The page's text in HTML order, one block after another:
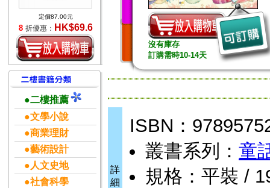
定價87.00元
8 折優惠： HK$69.6
●二樓推薦
●文學小說
●商業理財
●藝術設計
●人文史地
●社會科學
沒有庫存
訂購需時10-14天
詳
細
ISBN：
叢書系列： 童
規格：平裝 /